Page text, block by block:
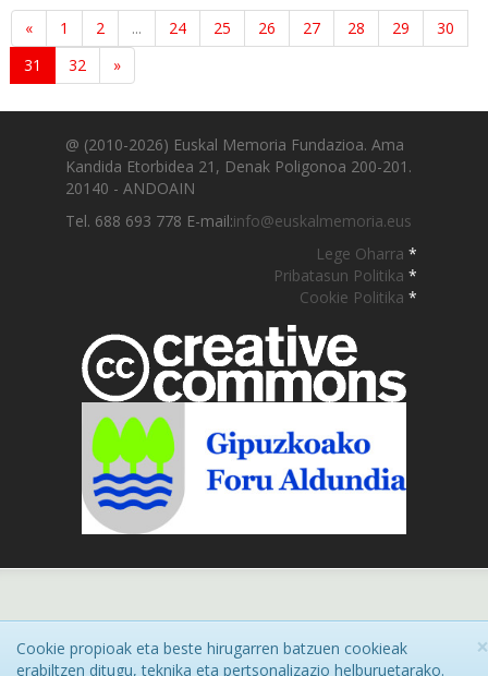
×
Cookie propioak eta beste hirugarren batzuen cookieak
erabiltzen ditugu, teknika eta pertsonalizazio helburuetarako.
« 1 2 ... 24 25 26 27 28 29
30
31
32 »
@ (2010-2026) Euskal Memoria Fundazioa. Ama
Kandida Etorbidea 21, Denak Poligonoa 200-201.
20140 - ANDOAIN
Tel. 688 693 778 E-mail:info@euskalmemoria.eus
Lege Oharra *
Pribatasun Politika *
Cookie Politika *